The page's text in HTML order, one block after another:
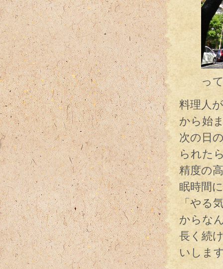
って、
料理人
から始
次の日
られた
精度の
眠時間
「やる
からな
長く続
いしま